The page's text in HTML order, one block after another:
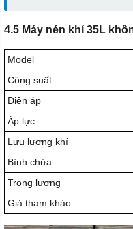
4.5 Máy nén khí 35L
Model
Công suất
Điện áp
Áp lực
Lưu lượng khí
Bình chứa
Trọng lượng
Giá tham khảo